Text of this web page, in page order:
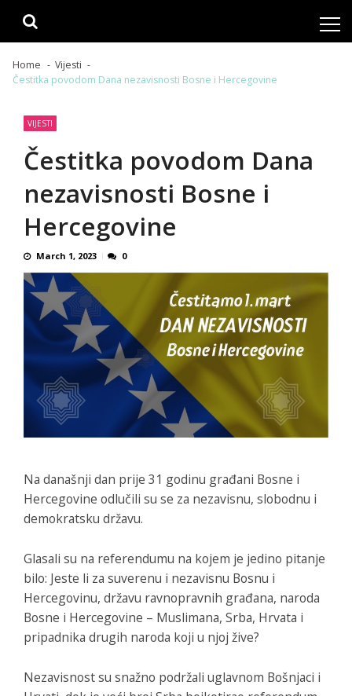
Home
Vijesti
Čestitka povodom Dana nezavisnosti Bosne i Hercegovine
VIJESTI
Čestitka povodom Dana
nezavisnosti Bosne i
Hercegovine
March 1, 2023 0
Na današnji dan prije 31 godinu građani Bosne i
Hercegovine odlučili su se za nezavisnu, slobodnu i
demokratsku državu.
Glasali su na referendumu na kojem je jedino pitanje
bilo: Jeste li za suverenu i nezavisnu Bosnu i
Hercegovinu, državu ravnopravnih građana, naroda
Bosne i Hercegovine – Muslimana, Srba, Hrvata i
pripadnika drugih naroda koji u njoj žive?
Nezavisnost su snažno podržali uglavnom Bošnjaci i